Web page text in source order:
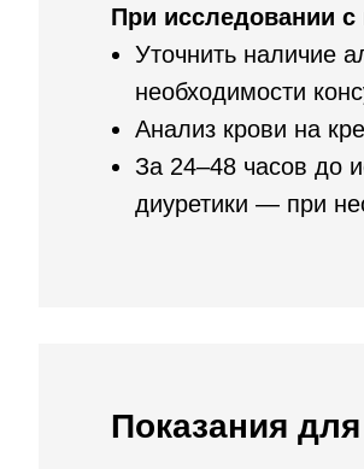
При исследовании
Уточнить наличие
необходимости
Анализ крови на
За 24–48 часов до
диуретики — при
Показания